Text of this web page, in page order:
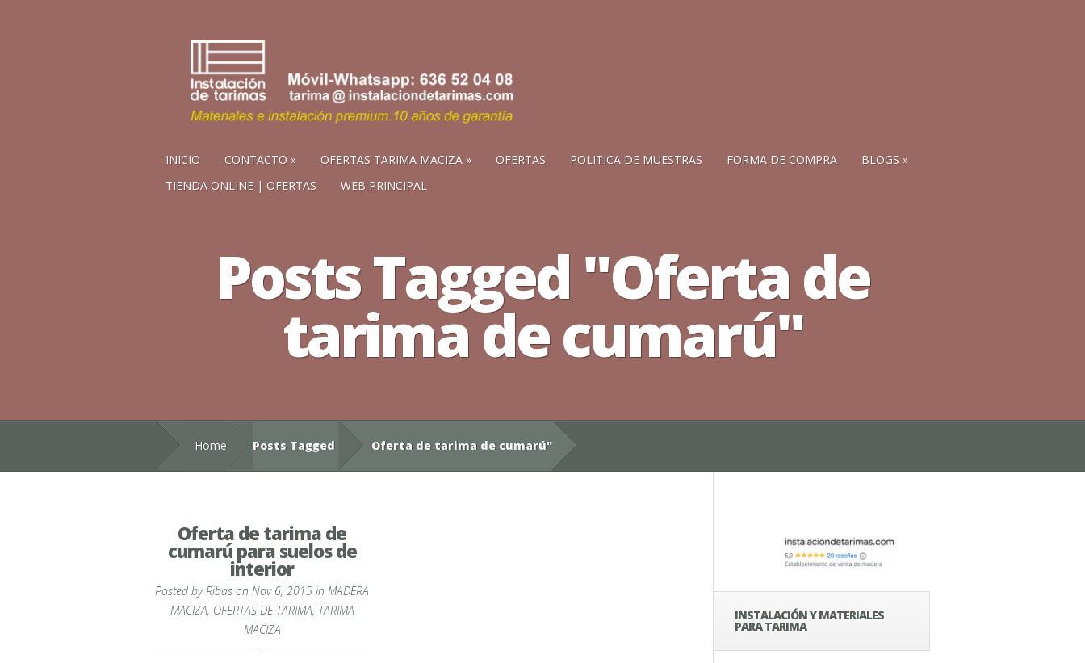
INICIO CONTACTO OFERTAS TARIMA MACIZA OFERTAS POLITICA DE MUESTRAS FORMA DE COMPRA
BLOGS
TIENDA ONLINE | OFERTAS
WEB PRINCIPAL
Posts Tagged "Oferta de
tarima de cumarú"
Home Posts Tagged Oferta de tarima de cumarú"
Oferta de tarima de
cumarú para suelos de
interior
Posted byRibas on Nov 6, 2015 in MADERA
MACIZA, OFERTAS DE TARIMA, TARIMA
MACIZA
INSTALACIÓN Y MATERIALES
PARA TARIMA